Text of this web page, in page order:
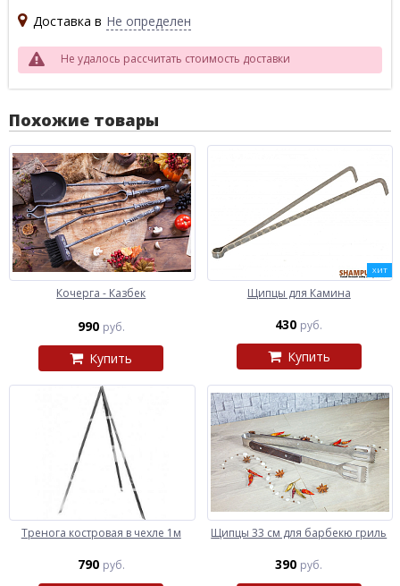
Доставка в Не определен
Не удалось рассчитать стоимость доставки
Похожие товары
Кочерга - Казбек
990 руб.
Купить
ХИТ
Щипцы для Камина
430 руб.
Купить
Тренога костровая в чехле 1м
790 руб.
Щипцы 33 см для барбекю гриль
390 руб.